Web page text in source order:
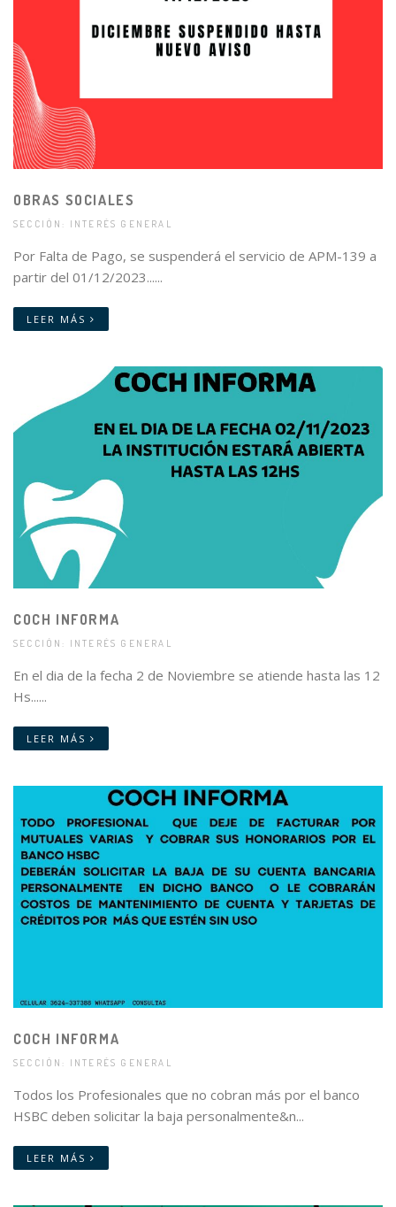
OBRAS SOCIALES
SECCIÓN: INTERÉS GENERAL
Por Falta de Pago, se suspenderá el servicio de APM-139 a
partir del 01/12/2023......
LEER MÁS
COCH INFORMA
SECCIÓN: INTERÉS GENERAL
En el dia de la fecha 2 de Noviembre se atiende hasta las 12
Hs......
LEER MÁS
COCH INFORMA
SECCIÓN: INTERÉS GENERAL
Todos los Profesionales que no cobran más por el banco
HSBC deben solicitar la baja personalmente&n...
LEER MÁS